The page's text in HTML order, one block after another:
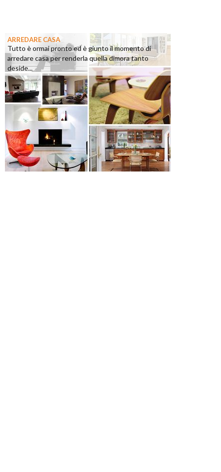
ARREDARE CASA
Tutto è ormai pronto ed è giunto il momento di
arredare casa per renderla quella dimora tanto
deside...